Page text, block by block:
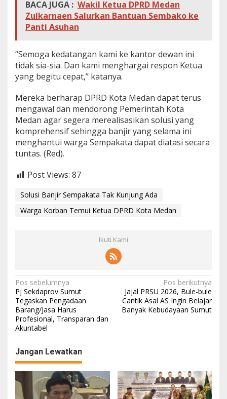
BACA JUGA : Wakil Ketua DPRD Medan
Zulkarnaen Salurkan Bantuan Sembako ke
Panti Asuhan
“Semoga kedatangan kami ke kantor dewan ini
tidak sia-sia. Dan kami menghargai respon Ketua
yang begitu cepat,” katanya.
Mereka berharap DPRD Kota Medan dapat terus
mengawal dan mendorong Pemerintah Kota
Medan agar segera merealisasikan solusi yang
komprehensif sehingga banjir yang selama ini
menghantui warga Sempakata dapat diatasi secara
tuntas. (Red).
Post Views: 87
Solusi Banjir Sempakata Tak Kunjung Ada
Warga Korban Temui Ketua DPRD Kota Medan
Ikuti Kami
N
a
v
i
a
s
i
Pos sebelumnya
Pj Sekdaprov Sumut
Tegaskan Pengadaan
Barang/Jasa Harus
Profesional, Transparan dan
Akuntabel
Pos berikutnya
Jajal PRSU 2026, Bule-bule
Cantik Asal AS Ingin Belajar
Banyak Kebudayaan Sumut
Jangan Lewatkan